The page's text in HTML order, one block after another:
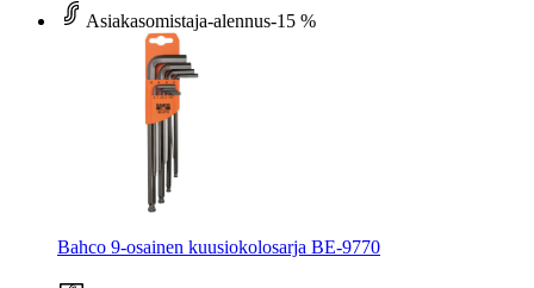
Asiakasomistaja-alennus-15 %
Bahco 9-osainen kuusiokolosarja BE-9770